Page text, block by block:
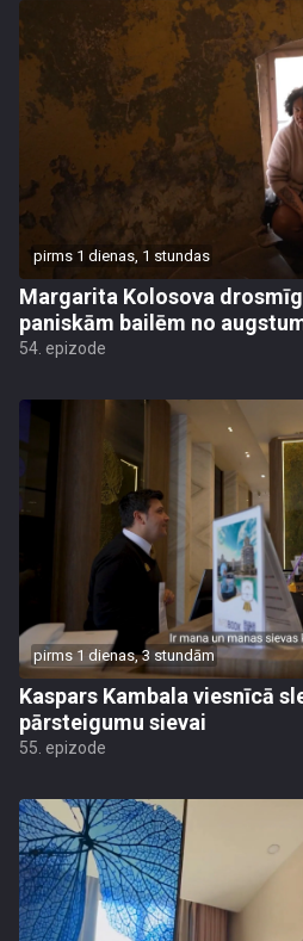
pirms 1 dienas, 1 stundas
Margarita Kolosova
paniskām bailēm no
54. epizode
pirms 1 dienas, 3 stundām
Kaspars Kambala viesnīcā
pārsteigumu sievai
55. epizode